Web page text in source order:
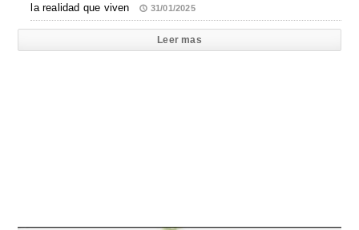
la realidad que viven
31/01/2025
Leer mas